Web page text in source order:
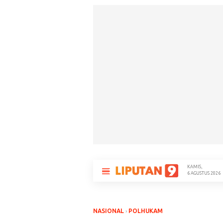
KAMIS,
6 AGUSTUS 2026
NASIONAL › POLHUKAM